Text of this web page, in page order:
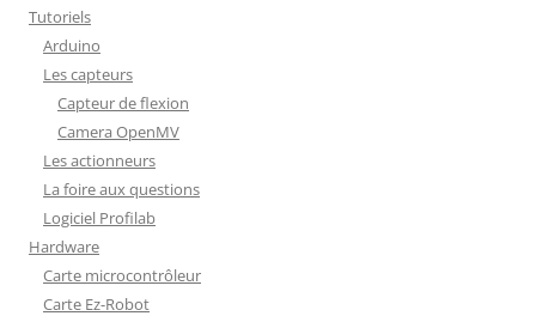
Tutoriels
Arduino
Les capteurs
Capteur de flexion
Camera OpenMV
Les actionneurs
La foire aux questions
Logiciel Profilab
Hardware
Carte microcontrôleur
Carte Ez-Robot